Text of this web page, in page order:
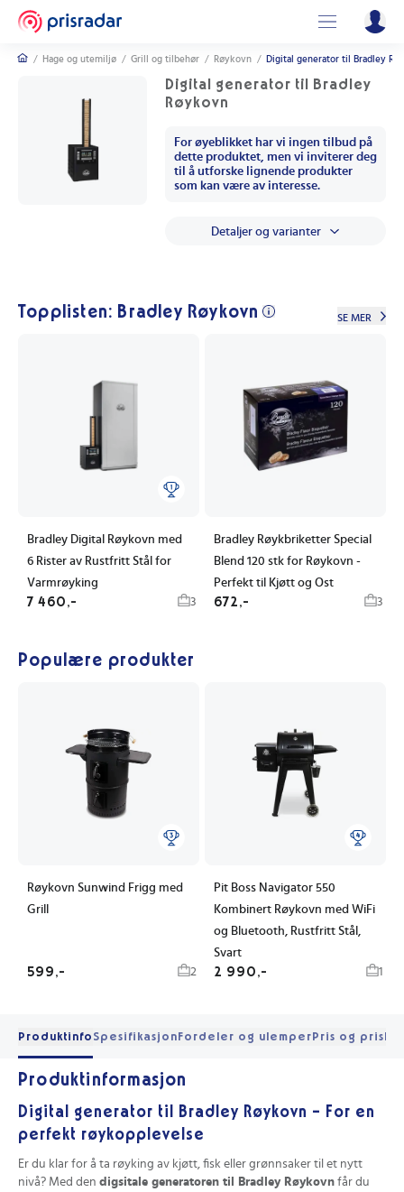
/ Hage og utemiljø / Grill og tilbehør / Røykovn / Digital generator til Bradley
Digital generator til Bradley
Røykovn
For øyeblikket har vi ingen tilbud på
dette produktet, men vi inviterer deg
til å utforske lignende produkter
som kan være av interesse.
Detaljer og varianter
Topplisten: Bradley Røykovn SE MER
Bradley Digital Røykovn med
6 Rister av Rustfritt Stål for
Varmrøyking
7 460,- 3
Bradley Røykbriketter Special
Blend 120 stk for Røykovn -
Perfekt til Kjøtt og Ost
672,- 3
Populære produkter
Røykovn Sunwind Frigg med
Grill
599,- 2
Pit Boss Navigator 550
Kombinert Røykovn med WiFi
og Bluetooth, Rustfritt Stål,
Svart
2 990,- 1
Produktinfo Spesifikasjon Fordeler og ulemper Pris og
Produktinformasjon
Digital generator til Bradley Røykovn – For en
perfekt røykopplevelse
Er du klar for å ta røyking av kjøtt, fisk eller grønnsaker til et nytt
nivå? Med den digsitale generatoren til Bradley Røykovn får du